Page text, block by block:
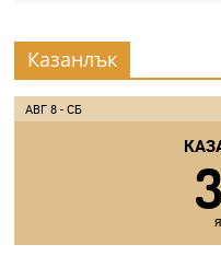
Казанлък
АВГ 8 - СБ